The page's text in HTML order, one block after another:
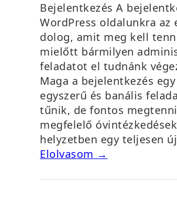
Bejelentkezés A
WordPress oldalunkra az
dolog, amit meg kell
mielőtt bármilyen
feladatot el tudnánk
Maga a bejelentkezés egy
egyszerű és banális
tűnik, de fontos
megfelelő
helyzetben egy teljesen
Elolvasom →